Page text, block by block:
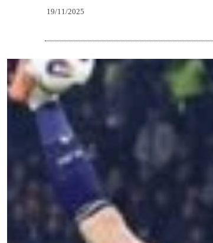
19/11/2025